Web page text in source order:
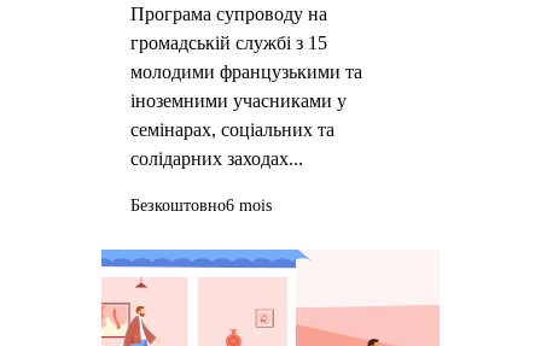
Програма супроводу на
громадській службі з 15
молодими французькими та
іноземними учасниками у
семінарах, соціальних та
солідарних заходах...
Безкоштовно6 mois